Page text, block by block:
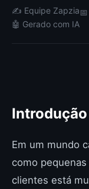
✍️ Equipe Zapzia
🤖 Gerado com IA
Introdução
Em um mundo
como
clientes está